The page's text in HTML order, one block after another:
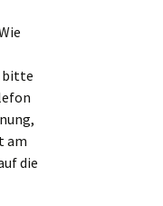
bitte
am
die